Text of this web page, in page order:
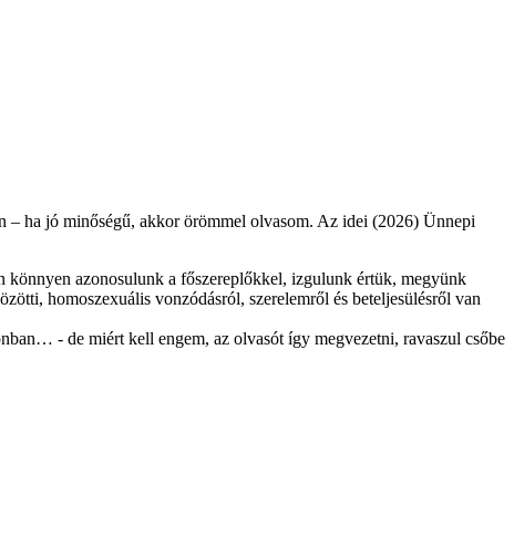
– ha jó minőségű, akkor örömmel olvasom. Az idei (2026) Ünnepi
könnyen azonosulunk a főszereplőkkel, izgulunk értük, megyünk
homoszexuális vonzódásról, szerelemről és beteljesülésről van
- de miért kell engem, az olvasót így megvezetni, ravaszul csőbe